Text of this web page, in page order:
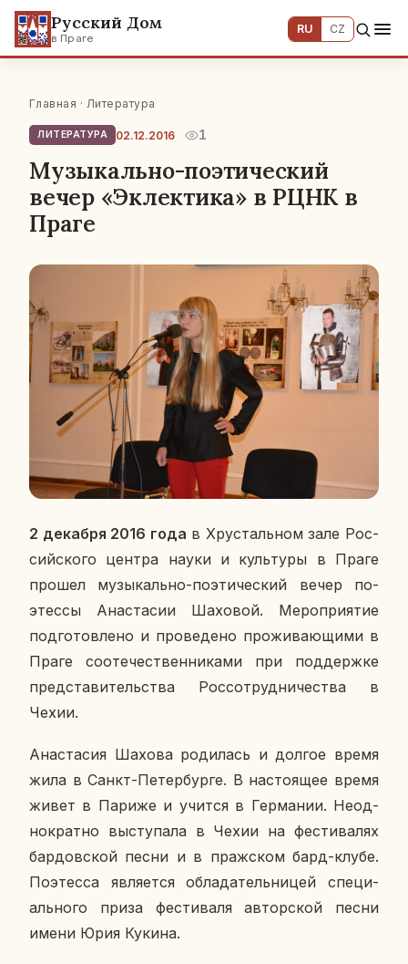
Русский Дом
в Праге
RU CZ
Главная · Литература
ЛИТЕРАТУРА 02.12.2016 1
Музыкально-поэтический
вечер «Эклектика» в РЦНК в
Праге
2 де­каб­ря 2016 года в Хру­сталь­ном зале Рос­
сий­ско­го центра науки и куль­ту­ры в Праге
прошел му­зы­каль­но-по­э­ти­че­ский вечер по­
этес­сы Ана­ста­сии Ша­хо­вой. Ме­ро­при­я­тие
под­го­тов­ле­но и про­ве­де­но про­жи­ва­ю­щи­ми в
Праге со­оте­че­ствен­ни­ка­ми при под­держ­ке
пред­ста­ви­тель­ства Рос­со­труд­ни­че­ства в
Чехии.
Ана­ста­сия Шахова ро­ди­лась и долгое время
жила в Санкт-Пе­тер­бур­ге. В на­сто­я­щее время
живет в Париже и учится в Гер­ма­нии. Неод­
но­крат­но вы­сту­па­ла в Чехии на фе­сти­ва­лях
бар­дов­ской песни и в праж­ском бард-клубе.
По­этес­са яв­ля­ет­ся об­ла­да­тель­ни­цей спе­ци­
аль­но­го приза фе­сти­ва­ля ав­тор­ской песни
имени Юрия Кукина.